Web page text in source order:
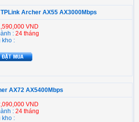
Archer AX55 AX3000Mbps
VND
: 24 tháng
kho :
AX72 AX5400Mbps
VND
: 24 tháng
kho :